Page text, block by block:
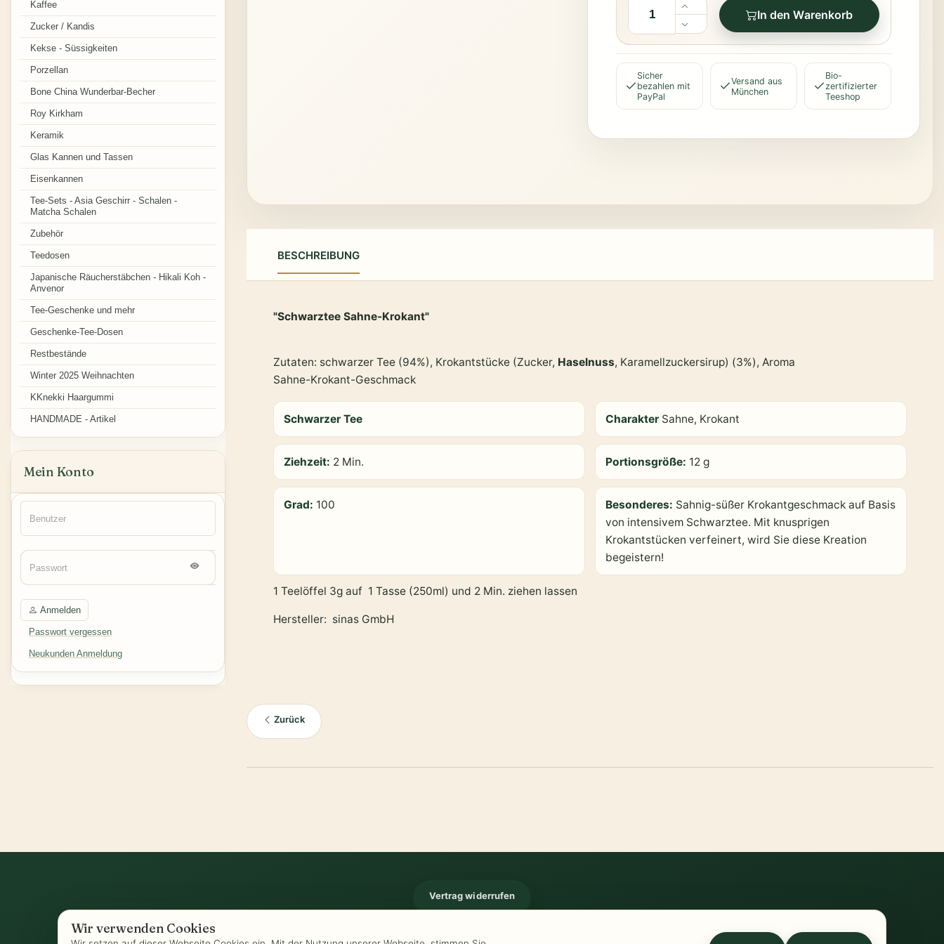
Wir verwenden Cookies
In den Warenkorb
Sicher
bezahlen mit
PayPal
Versand aus
München
Bio-
zertifizierter
Teeshop
BESCHREIBUNG
"Schwarztee Sahne-Krokant"
Zutaten: schwarzer Tee (94%), Krokantstücke (Zucker, Haselnuss, Karamellzuckersirup) (3%), Aroma
Sahne-Krokant-Geschmack
Schwarzer Tee Charakter Sahne, Krokant
Ziehzeit: 2 Min. Portionsgröße: 12 g
Grad: 100 Besonderes: Sahnig-süßer Krokantgeschmack auf Basis
von intensivem Schwarztee. Mit knusprigen
Krokantstücken verfeinert, wird Sie diese Kreation
begeistern!
1 Teelöffel 3g auf 1 Tasse (250ml) und 2 Min. ziehen lassen
Hersteller: sinas GmbH
Zurück
Kaffee
Zucker / Kandis
Kekse - Süssigkeiten
Porzellan
Bone China Wunderbar-Becher
Roy Kirkham
Keramik
Glas Kannen und Tassen
Eisenkannen
Tee-Sets - Asia Geschirr - Schalen -
Matcha Schalen
Zubehör
Teedosen
Japanische Räucherstäbchen - Hikali Koh -
Anvenor
Tee-Geschenke und mehr
Geschenke-Tee-Dosen
Restbestände
Winter 2025 Weihnachten
KKnekki Haargummi
HANDMADE - Artikel
Mein Konto
Anmelden
Passwort vergessen
Neukunden Anmeldung
Vertrag widerrufen
AGB-Biozertifizierung Widerrufsformular-Zahlung